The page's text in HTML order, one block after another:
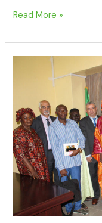
Read More »
COMMUNE
PREFECTURE
DE
RABAT
L’exemplarité
d’une
coopération
Sud